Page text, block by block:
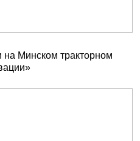
на Минском тракторном